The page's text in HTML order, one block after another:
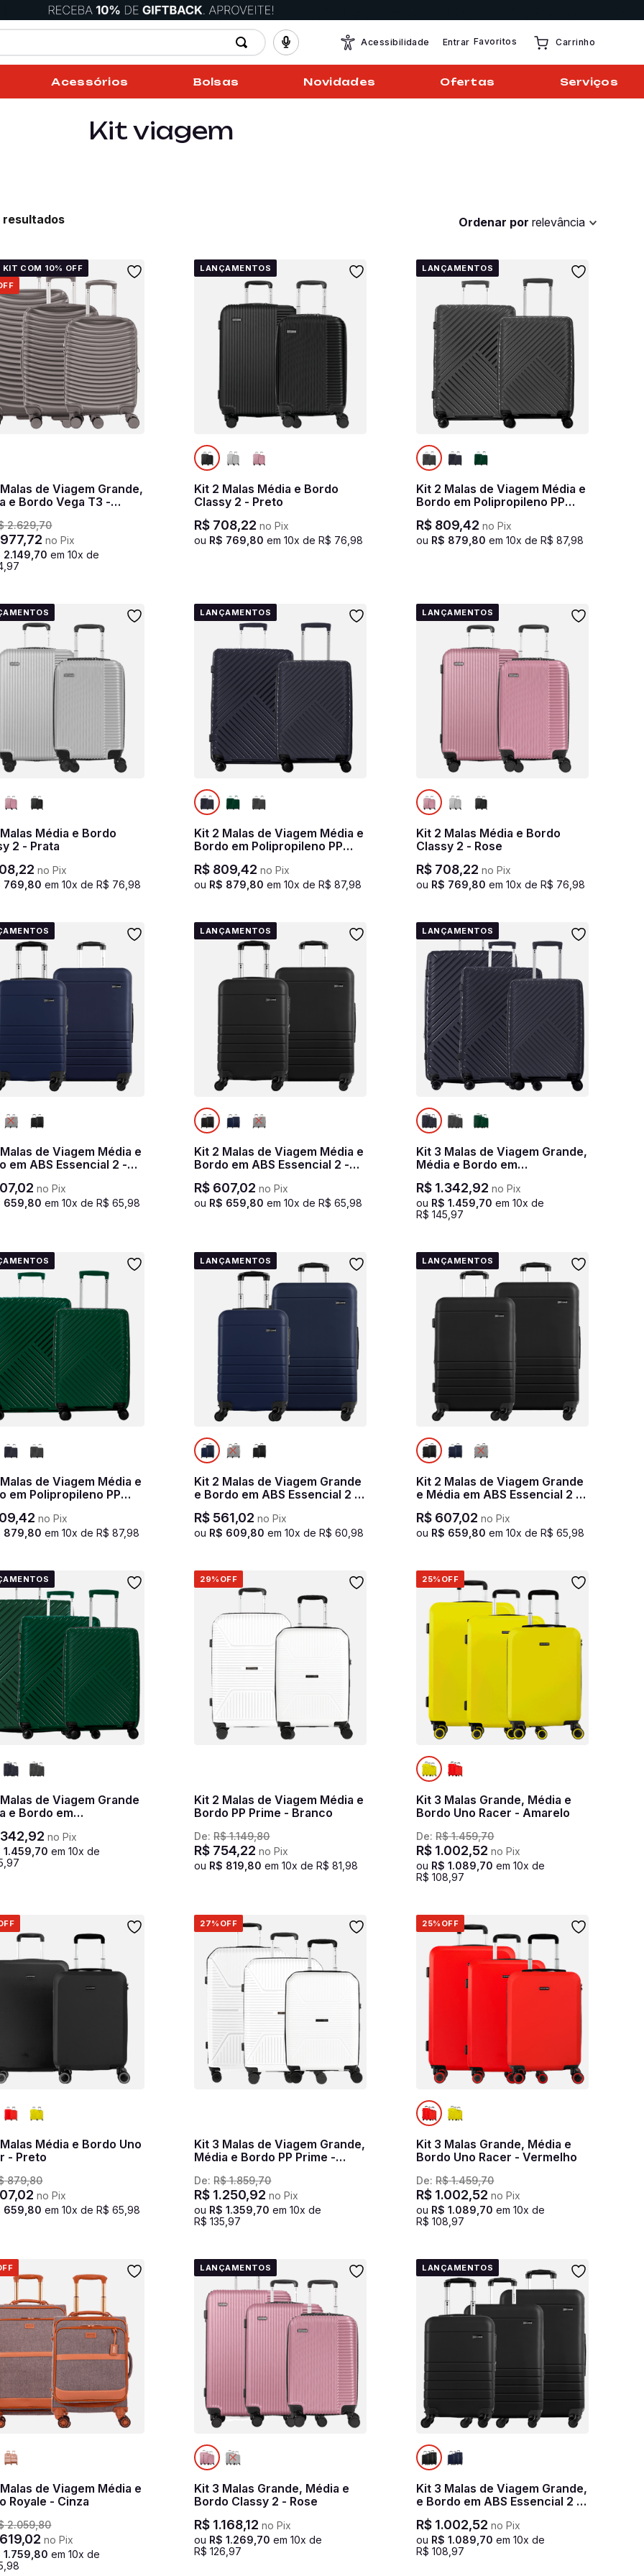
Acessibilidade Entrar Favoritos Carrinho
Acessórios Bolsas Novidades Ofertas Serviços
Kit viagem
Ordenar por relevância
KIT COM 10% OFF
de Viagem Grande,
e Bordo Vega T3 -
2.629,70
977,72 no Pix
2.149 70 em10x de
,97
LANÇAMENTOS
Kit 2 Malas Média e Bordo
Classy 2 - Preto
R$ 708,22 no Pix
ou R$ 769 80 em10x deR$ 76 ,98
LANÇAMENTOS
Kit 2 Malas de Viagem Média e
Bordo em Polipropileno PP
Essencial 2 - Grafite
R$ 809,42 no Pix
ou R$ 879 80 em10x deR$ 87,98
Média e Bordo
2 - Prata
,22 no Pix
769 80 em10x deR$ 76 ,98
LANÇAMENTOS
Kit 2 Malas de Viagem Média e
Bordo em Polipropileno PP
Essencial 2 - Azul marinho
R$ 809,42 no Pix
ou R$ 879 80 em10x deR$ 87,98
LANÇAMENTOS
Kit 2 Malas Média e Bordo
Classy 2 - Rose
R$ 708,22 no Pix
ou R$ 769 80 em10x deR$ 76 ,98
de Viagem Média e
em ABS Essencial 2 -
,02 no Pix
659 80 em10x deR$ 65 ,98
LANÇAMENTOS
Kit 2 Malas de Viagem Média e
Bordo em ABS Essencial 2 -
Preto
R$ 607,02 no Pix
ou R$ 659 80 em10x deR$ 65 ,98
LANÇAMENTOS
Kit 3 Malas de Viagem Grande,
Média e Bordo em
Polipropileno PP Essencial 2 -
Azul marinho
R$ 1.342,92 no Pix
ou R$ 1.459 70 em10x de
R$ 145 ,97
de Viagem Média e
em Polipropileno PP
2 - Verde
,42 no Pix
879 80 em10x deR$ 87,98
LANÇAMENTOS
Kit 2 Malas de Viagem Grande
e Bordo em ABS Essencial 2 -
Azul marinho
R$ 561,02 no Pix
ou R$ 609 80 em10x deR$ 60 ,98
LANÇAMENTOS
Kit 2 Malas de Viagem Grande
e Média em ABS Essencial 2 -
Preto
R$ 607,02 no Pix
ou R$ 659 80 em10x deR$ 65 ,98
de Viagem Grande
e Bordo em
PP Essencial 2 -
342,92 no Pix
1.459 70 em10x de
,97
29% OFF
Kit 2 Malas de Viagem Média e
Bordo PP Prime - Branco
De:R$ 1.149,80
R$ 754,22 no Pix
ou R$ 819 80 em10x deR$ 81 ,98
25% OFF
Kit 3 Malas Grande, Média e
Bordo Uno Racer - Amarelo
De:R$ 1.459,70
R$ 1.002,52 no Pix
ou R$ 1.089 70 em10x de
R$ 108 ,97
Média e Bordo Uno
- Preto
879,80
,02 no Pix
659 80 em10x deR$ 65 ,98
27% OFF
Kit 3 Malas de Viagem Grande,
Média e Bordo PP Prime -
De:R$ 1.859,70
R$ 1.250,92 no Pix
ou R$ 1.359 70 em10x de
R$ 135 ,97
25% OFF
Kit 3 Malas Grande, Média e
Bordo Uno Racer - Vermelho
De:R$ 1.459,70
R$ 1.002,52 no Pix
ou R$ 1.089 70 em10x de
R$ 108 ,97
de Viagem Média e
Royale - Cinza
2.059,80
619,02 no Pix
1.759 80 em10x de
,98
LANÇAMENTOS
Kit 3 Malas Grande, Média e
Bordo Classy 2 - Rose
R$ 1.168,12 no Pix
ou R$ 1.269 70 em10x de
R$ 126 ,97
LANÇAMENTOS
Kit 3 Malas de Viagem Grande,
e Bordo em ABS Essencial 2 -
Preto
R$ 1.002,52 no Pix
ou R$ 1.089 70 em10x de
R$ 108 ,97